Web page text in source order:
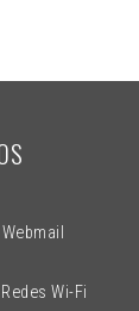
Webmail
Redes Wi-Fi